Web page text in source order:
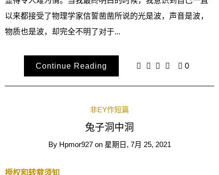
以来都接受了物理学家信誓凿凿所说的光是波，声音是波，
物质也是波，却完全不明了对于...
Continue Reading 0
非EY作短篇
兔子洞中洞
By Hpmor927 on 星期日, 7月 25, 2021
授权和转载须知